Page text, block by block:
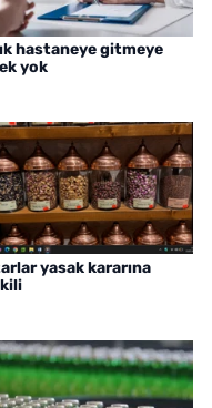
hastaneye gitmeye
yok
yasak kararına